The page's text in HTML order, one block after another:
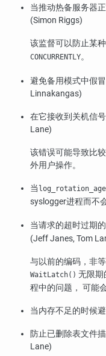
当推动热备服务器
(Simon Riggs)
该监督可以防止某
CONCURRENTLY。
避免备用模式中假
Linnakangas)
在它接收到关机信
Lane)
该错误可能导致比
外用户操作。
当 log_rotation_age
syslogger进程而不
当请求的超时过期
(Jeff Janes, Tom
与以前的编码，非
WaitLatch() 无限期
程中的问题， 可能
当内存不足的时候
防止已删除表文件
Lane)